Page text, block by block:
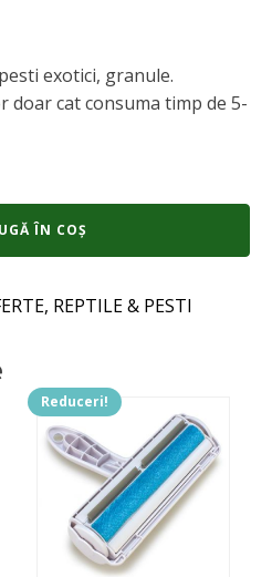
exotici, granule.
doar cat consuma timp de 5-
ÎN COȘ
, REPTILE & PESTI
Reduceri!